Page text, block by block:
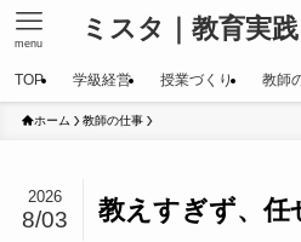
ミスタ｜教育実
menu
TOP 学級経営 授業づくり 教師
ホーム 教師の仕事
教えすぎず、
2026
8/03